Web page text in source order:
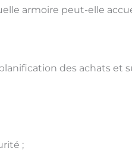
armoire peut-elle
des achats et
;